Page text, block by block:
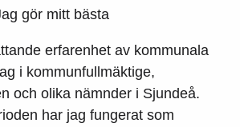
gör mitt bästa
erfarenhet av kommunala
i kommunfullmäktige,
och olika nämnder i Sjundeå.
har jag fungerat som